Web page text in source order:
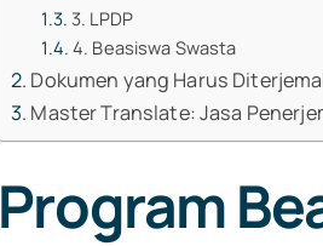
3. LPDP
4. Beasiswa Swasta
Dokumen yang Harus
Master Translate: Jasa
Program